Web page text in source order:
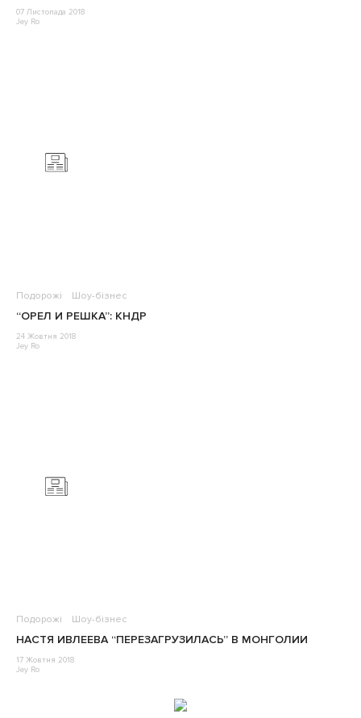
07 Листопада 2018
Jey Ro
Подорожі Шоу-бізнес
“ОРЕЛ И РЕШКА”: КНДР
24 Жовтня 2018
Jey Ro
Подорожі Шоу-бізнес
НАСТЯ ИВЛЕЕВА “ПЕРЕЗАГРУЗИЛАСЬ” В МОНГОЛИИ
17 Жовтня 2018
Jey Ro